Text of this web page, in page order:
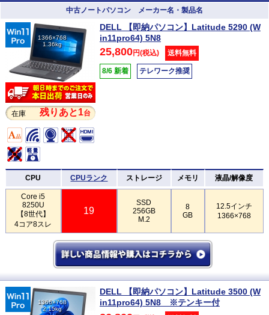
中古ノートパソコン メーカー名・製品名
1366×768
1.36kg
在庫 残りあと1台
DELL 【即納パソコン】Latitude 5290 (W
in11pro64) 5N8
25,800円(税込) 送料無料
8/6 新着 テレワーク推奨
CPU CPUランク ストレージ メモリ 液晶/解像度
Core i5
8250U
【8世代】
4コア8スレ
19
SSD
256GB
M.2
8
GB
12.5インチ
1366×768
1366×768
2.15kg
DELL 【即納パソコン】Latitude 3500 (W
in11pro64) 5N8 ※テンキー付